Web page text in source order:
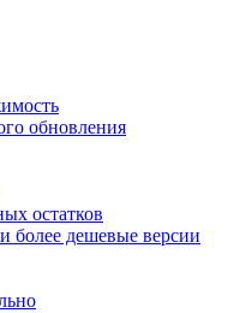
обновления
остатков
более дешевые версии